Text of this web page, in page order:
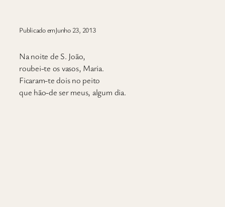
Publicado emJunho 23, 2013
Na noite de S. João,
roubei-te os vasos, Maria.
Ficaram-te dois no peito
que hão-de ser meus, algum dia.